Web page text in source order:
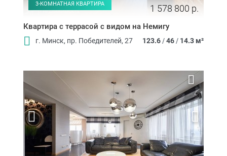
3-КОМНАТНАЯ КВАРТИРА 1 578 800 р.
Квартира с террасой с видом на Немигу
г. Минск, пр. Победителей, 27 123.6/46/ 14.3 м²